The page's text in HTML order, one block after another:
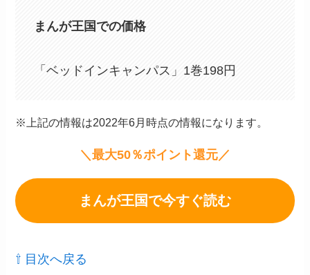
まんが王国での価格
「ベッドインキャンパス」1巻198円
※上記の情報は2022年6月時点の情報になります。
＼最大50％ポイント還元／
まんが王国で今すぐ読む
⇧ 目次へ戻る